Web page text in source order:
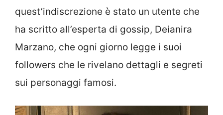
quest’indiscrezione è stato un utente che
ha scritto all’esperta di gossip, Deianira
Marzano, che ogni giorno legge i suoi
followers che le rivelano dettagli e segreti
sui personaggi famosi.